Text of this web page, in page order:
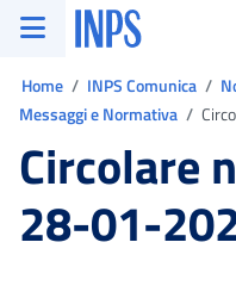
Vai al menu principale
Vai al contenuto principale
Vai al pie' di pagina
INPS ()
Home INPS Comunica
Messaggi e Normativa
Circolare
28-01-